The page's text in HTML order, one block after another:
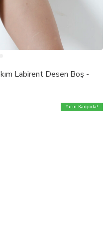
Labirent Desen Boş -
Yarın Kargoda!